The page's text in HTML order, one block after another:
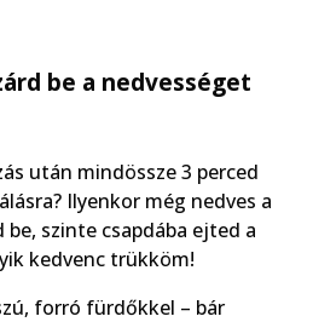
be a nedvességet
után mindössze 3 perced
Ilyenkor még nedves a
be, szinte csapdába ejted a
kedvenc trükköm!
forró fürdőkkel – bár